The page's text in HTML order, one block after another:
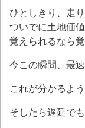
ひとしきり、走
ついでに土地価
覚えられるなら
今この瞬間、最
これが分かるよ
そしたら遅延で